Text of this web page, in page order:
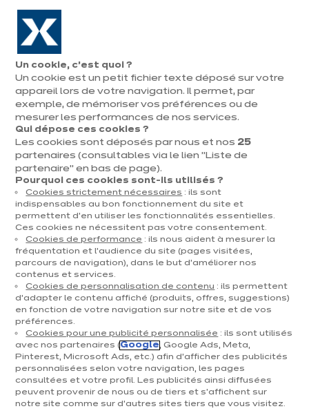
Aller à la navigation
Aller au contenu principal
Ouvrir
le
menu
magasins
Prendre
rendez-vous
Équipements et
électroménager
12 résultats
EQUIPEMENTS & ÉLECTROMÉNAGER
Meubles de cuisine : les solutions de
rangement qui ont tout bon
Un cookie, c’est quoi ?
Un cookie est un petit fichier texte déposé sur votre
appareil lors de votre navigation. Il permet, par
exemple, de mémoriser vos préférences ou de
mesurer les performances de nos services.
Qui dépose ces cookies ?
Les cookies sont déposés par nous et nos 25
partenaires (consultables via le lien "Liste de
partenaire" en bas de page).
Pourquoi ces cookies sont-ils utilisés ?
Cookies strictement nécessaires : ils sont
indispensables au bon fonctionnement du site et
permettent d’en utiliser les fonctionnalités essentielles.
Ces cookies ne nécessitent pas votre consentement.
Cookies de performance : ils nous aident à mesurer la
fréquentation et l’audience du site (pages visitées,
parcours de navigation), dans le but d’améliorer nos
contenus et services.
Cookies de personnalisation de contenu : ils permettent
d’adapter le contenu affiché (produits, offres, suggestions)
en fonction de votre navigation sur notre site et de vos
préférences.
Cookies pour une publicité personnalisée : ils sont utilisés
avec nos partenaires (Google, Google Ads, Meta,
Pinterest, Microsoft Ads, etc.) afin d’afficher des publicités
personnalisées selon votre navigation, les pages
consultées et votre profil. Les publicités ainsi diffusées
peuvent provenir de nous ou de tiers et s'affichent sur
notre site comme sur d’autres sites tiers que vous visitez.